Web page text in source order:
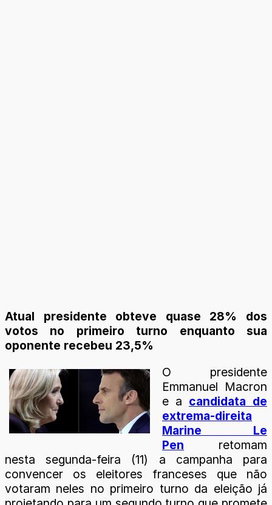
Atual presidente obteve quase 28% dos
votos no primeiro turno enquanto sua
oponente recebeu 23,5%
O presidente
Emmanuel Macron
e a candidata de
extrema-direita
Marine Le
Pen retomam
nesta segunda-feira (11) a campanha para
convencer os eleitores franceses que não
votaram neles no primeiro turno da eleição já